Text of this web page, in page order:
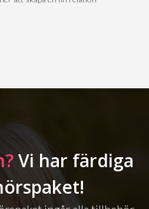
Vi har färdiga